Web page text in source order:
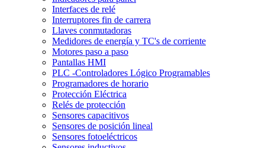
Interfaces de relé
Interruptores fin de carrera
Llaves conmutadoras
Medidores de energía y TC's de corriente
Motores paso a paso
Pantallas HMI
PLC -Controladores Lógico Programables
Programadores de horario
Protección Eléctrica
Relés de protección
Sensores capacitivos
Sensores de posición lineal
Sensores fotoeléctricos